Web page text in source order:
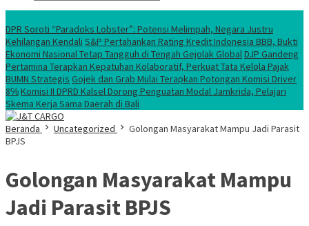
DPR Soroti “Paradoks Lobster”: Potensi Melimpah, Negara Justru
Kehilangan Kendali S&P Pertahankan Rating Kredit Indonesia BBB, Bukti
Ekonomi Nasional Tetap Tangguh di Tengah Gejolak GlobalDJP Gandeng
Pertamina Terapkan Kepatuhan Kolaboratif, Perkuat Tata Kelola Pajak
BUMN Strategis Gojek dan Grab Mulai Terapkan Potongan Komisi Driver
8℅Komisi II DPRD Kalsel Dorong Penguatan Modal Jamkrida, Pelajari
Skema Kerja Sama Daerah di Bali
Beranda
Uncategorized
Golongan Masyarakat Mampu Jadi Parasit
BPJS
Golongan Masyarakat Mampu
Jadi Parasit BPJS